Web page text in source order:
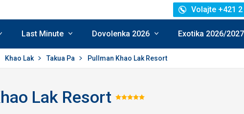
Volajte +421 2
Last Minute Dovolenka 2026 Exotika 2026/2027
Khao Lak Takua Pa Pullman Khao Lak Resort
Lak Resort Hodnotenie: